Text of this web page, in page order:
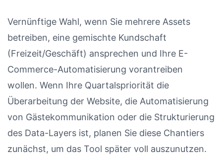
Vernünftige Wahl, wenn Sie mehrere Assets
betreiben, eine gemischte Kundschaft
(Freizeit/Geschäft) ansprechen und Ihre E-
Commerce-Automatisierung vorantreiben
wollen. Wenn Ihre Quartalspriorität die
Überarbeitung der Website, die Automatisierung
von Gästekommunikation oder die Strukturierung
des Data-Layers ist, planen Sie diese Chantiers
zunächst, um das Tool später voll auszunutzen.